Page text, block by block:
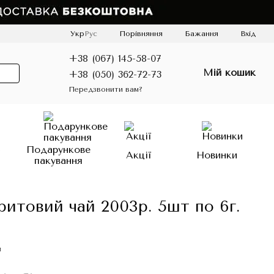
Укр Рус Порівняння Бажання Вхід
+38 (067) 145-58-07
+38 (050) 362-72-73
Передзвонити вам?
Мій кошик
Подарункове
пакування
Акції Новинки
чай 2003р. 5шт по 6г.